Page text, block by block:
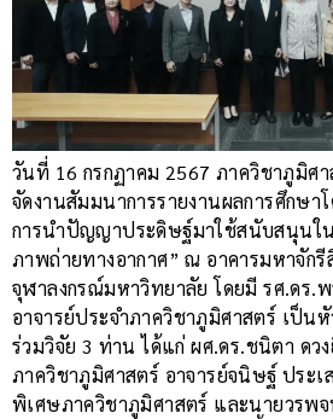
วันที่ 16 กรกฏาคม 2567 ภาควิชาภูมิศ
จัดงานสัมมนาการรายงานผลการศึกษา
การนำปัญญาประดิษฐ์มาใช้สนับสนุนใ
ภาพถ่ายทางอากาศ” ณ อาคารมหาจัก
จุฬาลงกรณ์มหาวิทยาลัย โดยมี รศ.ดร.
อาจารย์ประจำภาควิชาภูมิศาสตร์ เป็น
ร่วมวิจัย 3 ท่าน ได้แก่ ผศ.ดร.ชนิตา ดว
ภาควิชาภูมิศาสตร์ อาจารย์จนิษฐ์ ประเ
พิเศษภาควิชาภูมิศาสตร์ และนายวรพจ